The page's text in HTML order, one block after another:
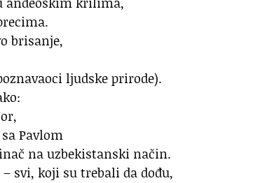
brisanje,
ljudske prirode).
Pavlom
na uzbekistanski način.
svi, koji su trebali da dođu,